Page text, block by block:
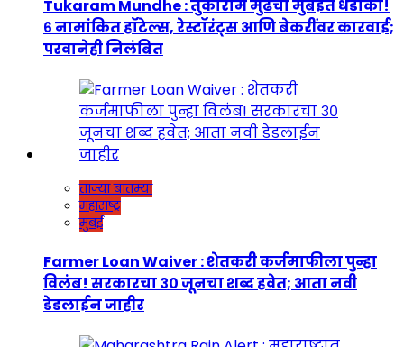
Tukaram Mundhe : तुकाराम मुंढेंचा मुंबईत धडाका!
६ नामांकित हॉटेल्स, रेस्टॉरंट्स आणि बेकरींवर कारवाई;
परवानेही निलंबित
ताज्या बातम्या
महाराष्ट्र
मुंबई
Farmer Loan Waiver : शेतकरी कर्जमाफीला पुन्हा
विलंब! सरकारचा ३० जूनचा शब्द हवेत; आता नवी
डेडलाईन जाहीर